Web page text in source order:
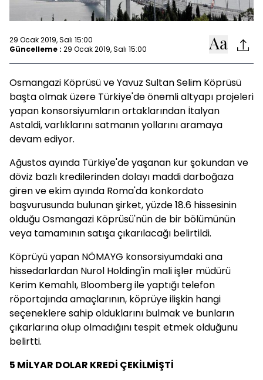
29 Ocak 2019, Salı 15:00
Güncelleme : 29 Ocak 2019, Salı 15:00
Osmangazi Köprüsü ve Yavuz Sultan Selim Köprüsü
başta olmak üzere Türkiye'de önemli altyapı projeleri
yapan konsorsiyumların ortaklarından İtalyan
Astaldi, varlıklarını satmanın yollarını aramaya
devam ediyor.
Ağustos ayında Türkiye'de yaşanan kur şokundan ve
döviz bazlı kredilerinden dolayı maddi darboğaza
giren ve ekim ayında Roma'da konkordato
başvurusunda bulunan şirket, yüzde 18.6 hissesinin
olduğu Osmangazi Köprüsü'nün de bir bölümünün
veya tamamının satışa çıkarılacağı belirtildi.
Köprüyü yapan NÖMAYG konsorsiyumdaki ana
hissedarlardan Nurol Holding'in mali işler müdürü
Kerim Kemahlı, Bloomberg ile yaptığı telefon
röportajında amaçlarının, köprüye ilişkin hangi
seçeneklere sahip olduklarını bulmak ve bunların
çıkarlarına olup olmadığını tespit etmek olduğunu
belirtti.
5 MİLYAR DOLAR KREDİ ÇEKİLMİŞTİ